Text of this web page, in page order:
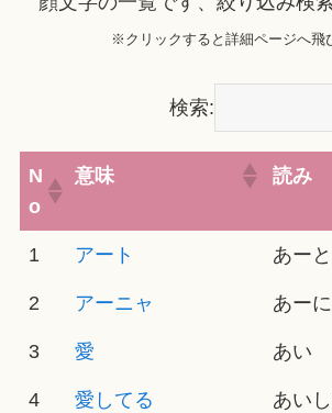
※クリックすると詳細ページへ飛
検索:
N
o
意味 読み
1 アート あーと
2 アーニャ あー
3 愛 あい
4 愛してる あい